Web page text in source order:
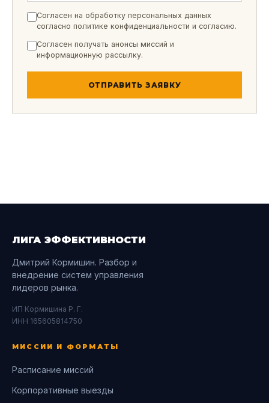
Согласен на обработку персональных данных
согласно политике конфиденциальности и согласию.
Согласен получать анонсы миссий и
информационную рассылку.
ОТПРАВИТЬ ЗАЯВКУ
ЛИГА ЭФФЕКТИВНОСТИ
Дмитрий Кормишин. Разбор и
внедрение систем управления
лидеров рынка.
ИП Кормишина Р. Г.
ИНН 165605814750
МИССИИ И ФОРМАТЫ
Расписание миссий
Корпоративные выезды